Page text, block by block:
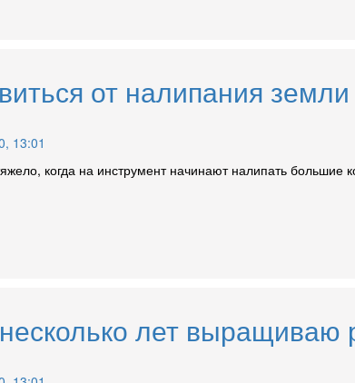
от налипания
13:01
когда на инструмент начинают налипать
лет выращиваю